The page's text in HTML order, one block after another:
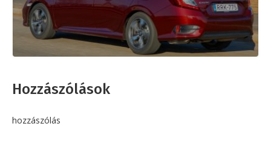
Hozzászólások
hozzászólás